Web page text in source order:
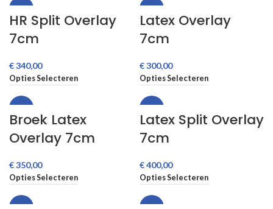
HR Split Overlay
7cm
€
Opties Selecteren
Latex Overlay
7cm
€
Opties Selecteren
Broek Latex
Overlay 7cm
€
Opties Selecteren
Latex Split Overlay
7cm
€
Opties Selecteren